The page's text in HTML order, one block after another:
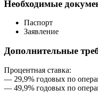
Необходимые
Паспорт
Заявление
Дополнительные
Процентная ставка:
— 29,9% годовых по
— 49,9% годовых по